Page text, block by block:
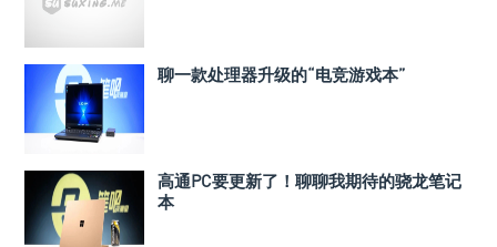
聊一款处理器升级的“电竞游戏本”
高通PC要更新了！聊聊我期待的骁龙笔记
本